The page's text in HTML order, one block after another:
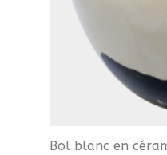
Bol blanc en